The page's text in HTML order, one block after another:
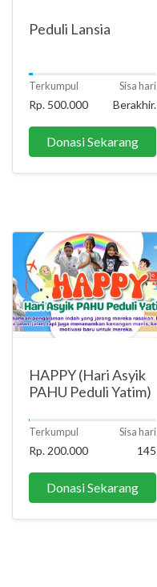
Peduli Lansia
Terkumpul
Rp. 500.000
Sisa hari
Berakhir.
Donasi Sekarang
HAPPY (Hari Asyik
PAHU Peduli Yatim)
Terkumpul
Rp. 200.000
Sisa hari
145
Donasi Sekarang